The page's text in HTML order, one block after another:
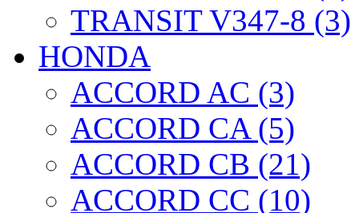
TRANSIT V347-8 (3)
HONDA
ACCORD AC (3)
ACCORD CA (5)
ACCORD CB (21)
ACCORD CC (10)